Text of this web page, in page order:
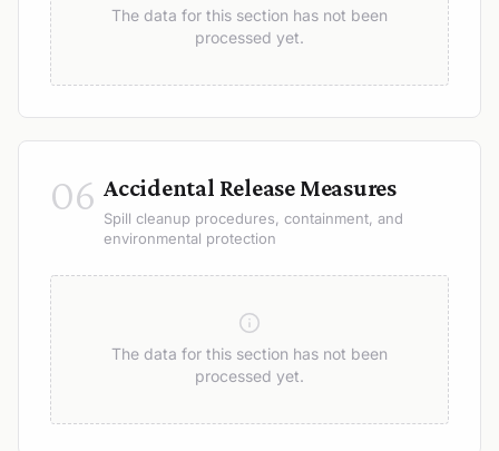
The data for this section has not been
processed yet.
06 Accidental Release Measures
Spill cleanup procedures, containment, and
environmental protection
The data for this section has not been
processed yet.